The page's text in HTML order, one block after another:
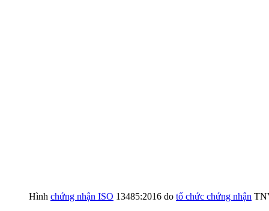
Hình chứng nhận ISO 13485:2016 do tổ chức chứng nhận